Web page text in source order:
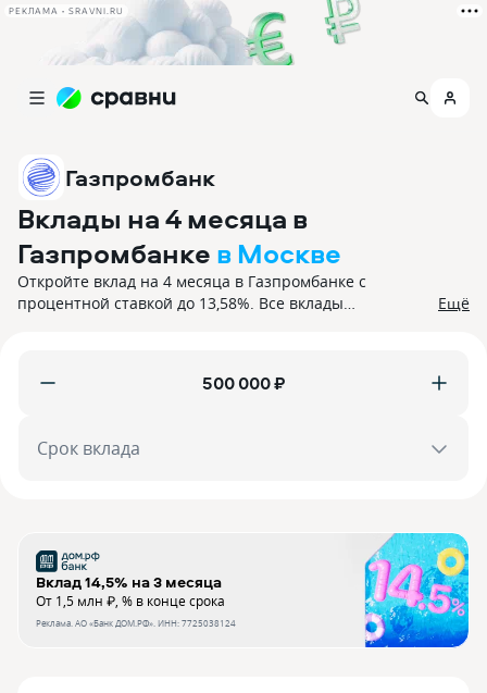
РЕКЛАМА • SRAVNI.RU
Газпромбанк
Вклады на 4 месяца в
Газпромбанке в Москве
Откройте вклад на 4 месяца в Газпромбанке с
процентной ставкой до 13,58%. Все вклады
Ещё
₽
Срок вклада
Вклад 14,5% на 3 месяца
От 1,5 млн ₽, % в конце срока
Реклама. АО «Банк ДОМ.РФ». ИНН: 7725038124